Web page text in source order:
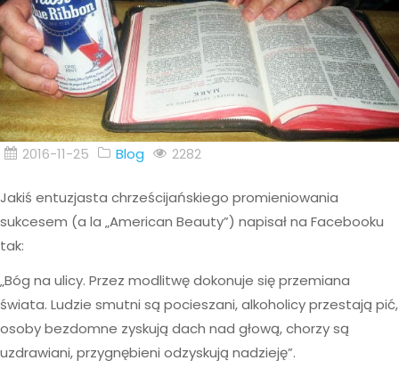
2016-11-25 Blog 2282
Jakiś entuzjasta chrześcijańskiego promieniowania
sukcesem (a la „American Beauty”) napisał na Facebooku
tak:
„Bóg na ulicy. Przez modlitwę dokonuje się przemiana
świata. Ludzie smutni są pocieszani, alkoholicy przestają pić,
osoby bezdomne zyskują dach nad głową, chorzy są
uzdrawiani, przygnębieni odzyskują nadzieję”.